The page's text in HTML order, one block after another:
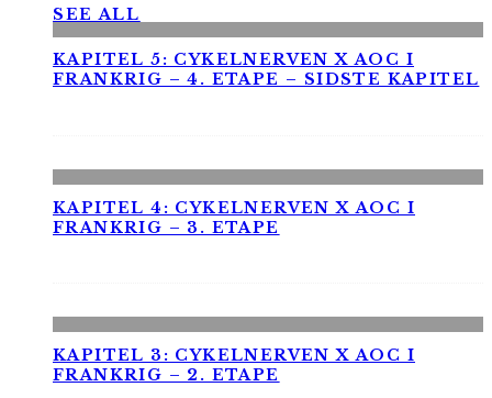
SEE ALL
KAPITEL 5: CYKELNERVEN X AOC I
FRANKRIG – 4. ETAPE – SIDSTE KAPITEL
KAPITEL 4: CYKELNERVEN X AOC I
FRANKRIG – 3. ETAPE
KAPITEL 3: CYKELNERVEN X AOC I
FRANKRIG – 2. ETAPE